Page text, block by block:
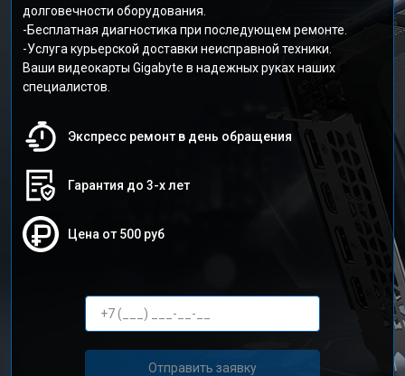
долговечности оборудования.
-Бесплатная диагностика при последующем ремонте.
-Услуга курьерской доставки неисправной техники.
Ваши видеокарты Gigabyte в надежных руках наших
специалистов.
Экспресс ремонт в день обращения
Гарантия до 3-х лет
Цена от 500 руб
Отправить заявку